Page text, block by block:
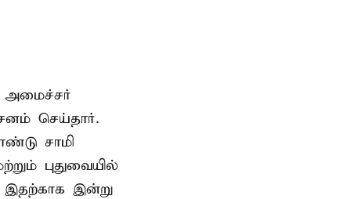
அமைச்சர்
செய்தார்.
சாமி
புதுவையில்
இன்று